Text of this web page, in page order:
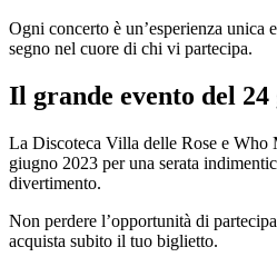
Ogni concerto è un’esperienza unica
segno nel cuore di chi vi partecipa.
Il grande evento del 24
La Discoteca Villa delle Rose e Who
giugno 2023 per una serata
divertimento.
Non perdere l’opportunità di
acquista subito il tuo biglietto.